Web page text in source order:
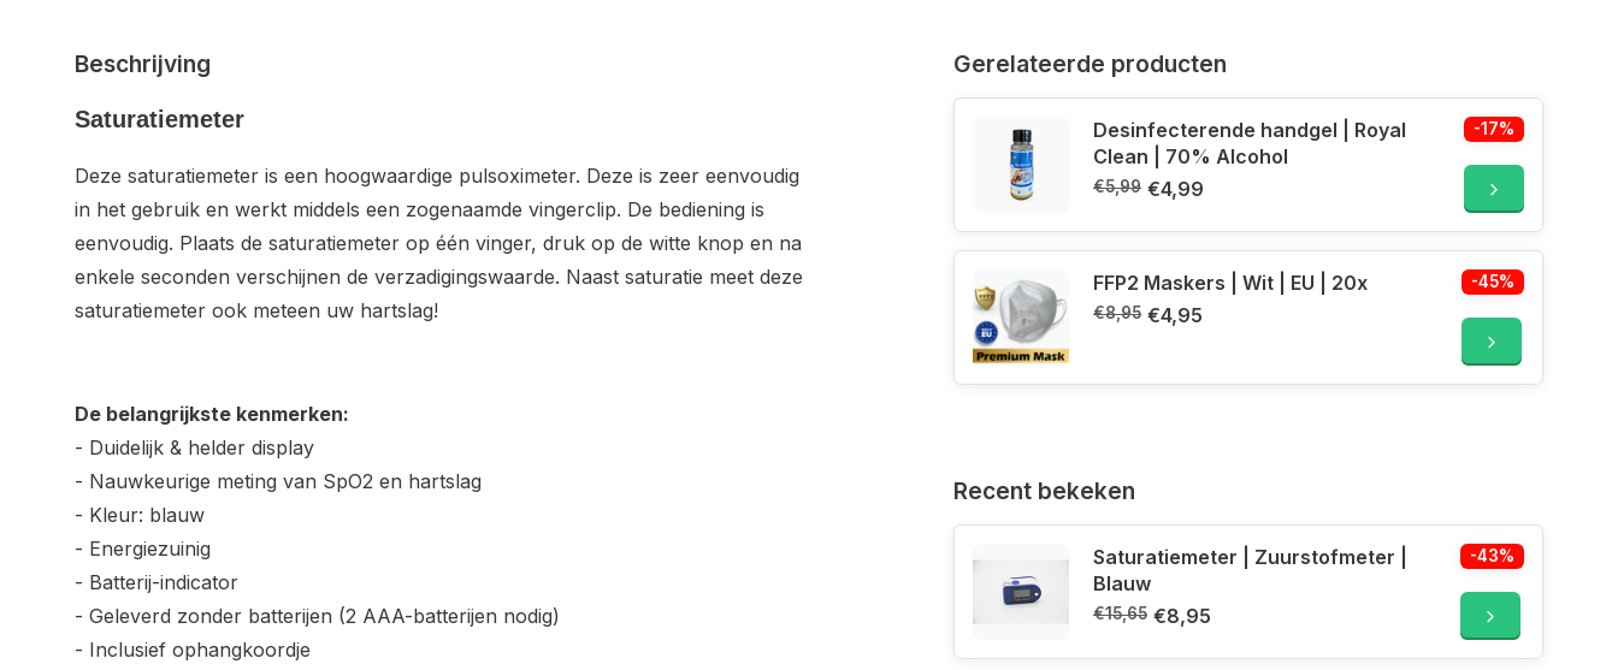
Beschrijving
Saturatiemeter
Deze saturatiemeter is een hoogwaardige pulsoximeter. Deze is zeer eenvoudig
in het gebruik en werkt middels een zogenaamde vingerclip. De bediening is
eenvoudig. Plaats de saturatiemeter op één vinger, druk op de witte knop en na
enkele seconden verschijnen de verzadigingswaarde. Naast saturatie meet deze
saturatiemeter ook meteen uw hartslag!
De belangrijkste kenmerken:
- Duidelijk & helder display
- Nauwkeurige meting van SpO2 en hartslag
- Kleur: blauw
- Energiezuinig
- Batterij-indicator
- Geleverd zonder batterijen (2 AAA-batterijen nodig)
- Inclusief ophangkoordje
Gerelateerde producten
Desinfecterende handgel | Royal
Clean | 70% Alcohol
€5,99 €4,99
-17%
FFP2 Maskers | Wit | EU | 20x
€8,95 €4,95
-45%
Recent bekeken
Saturatiemeter | Zuurstofmeter |
Blauw
€15,65 €8,95
-43%